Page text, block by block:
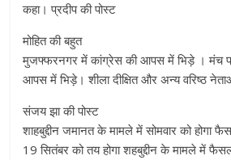
कहा। प्रदीप की पोस्ट
मोहित की बहुत
मुजफ्फरनगर में कांग्रेस की आपस में भिड़े । मंच
आपस में भिड़े। शीला दीक्षित और अन्य वरिष्ठ
संजय झा की पोस्ट
शाहबुद्दीन जमानत के मामले में सोमवार को होगा
19 सितंबर को तय होगा शहबुद्दीन के मामले में